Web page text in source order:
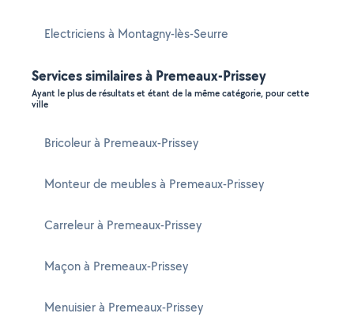
Electriciens à Montagny-lès-Seurre
Services similaires à Premeaux-Prissey
Ayant le plus de résultats et étant de la même catégorie, pour cette
ville
Bricoleur à Premeaux-Prissey
Monteur de meubles à Premeaux-Prissey
Carreleur à Premeaux-Prissey
Maçon à Premeaux-Prissey
Menuisier à Premeaux-Prissey